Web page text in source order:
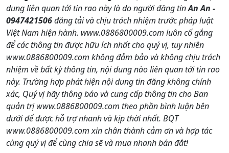
dung liên quan tới tin rao này là do người đăng tinAn An -
0947421506đăng tải và chịu trách nhiệm trước pháp luật
Việt Nam hiện hành. www.0886800009.com luôn cố gắng
để các thông tin được hữu ích nhất cho quý vị, tuy nhiên
www.0886800009.com không đảm bảo và không chịu trách
nhiệm về bất kỳ thông tin, nội dung nào liên quan tới tin rao
này. Trường hợp phát hiện nội dung tin đăng không chính
xác, Quý vị hãy thông báo và cung cấp thông tin cho Ban
quản trị www.0886800009.com theo phần bình luận bên
dưới để được hỗ trợ nhanh và kịp thời nhất. BQT
www.0886800009.com xin chân thành cảm ơn và hợp tác
cùng quý vị để cùng chia sẽ và mua nhanh bán đắt!